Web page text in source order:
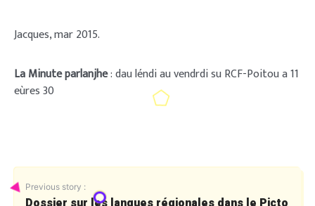
Jacques, mar 2015.
La Minute parlanjhe: dau léndi au vendrdi su RCF-Poitou a 11
eùres 30
Previous story :